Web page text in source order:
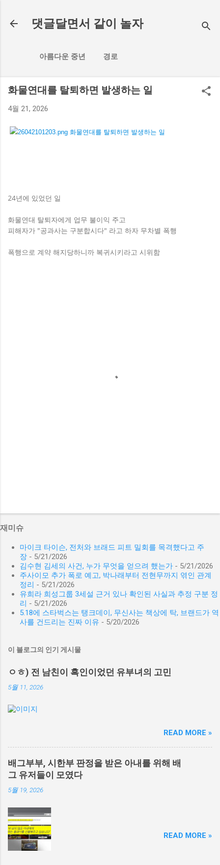
댓글달면서 같이 놀자
아름다운 중년 경로
화물연대를 탈퇴하면 발생하는 일
4월 21, 2026
24년에 있었던 일
화물연대 탈퇴자에게 업무 불이익 주고
피해자가 "공과사는 구분합시다" 라고 하자 무차별 폭행
폭행으로 계약 해지당하니까 복귀시키라고 시위함
재미슈
마이크 타이슨, 전처와 브래드 피트 밀회를 목격했다고 주
장 - 5/21/2026
김수현 김세의 사건, 누가 무엇을 얻으려 했는가 - 5/21/2026
주사이모 추가 폭로 예고, 박나래부터 전현무까지 엮인 관계
정리 - 5/21/2026
유희라 희성그룹 3세설 근거 있나 확인된 사실과 추정 구분 정
리 - 5/21/2026
5.18에 스타벅스는 탱크데이, 무신사는 책상에 탁, 브랜드가 역
사를 건드리는 진짜 이유 - 5/20/2026
이 블로그의 인기 게시물
ㅇㅎ) 전 남친이 흑인이었던 유부녀의 고민
5월 11, 2026
READ MORE »
배그부부, 시한부 판정을 받은 아내를 위해 배
그 유저들이 모였다
5월 19, 2026
READ MORE »